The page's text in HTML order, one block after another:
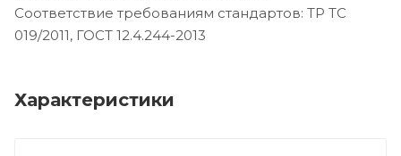
Соответствие требованиям стандартов: ТР ТС
019/2011, ГОСТ 12.4.244-2013
Характеристики